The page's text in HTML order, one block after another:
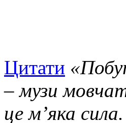
Цитати
– музи
це м’яка